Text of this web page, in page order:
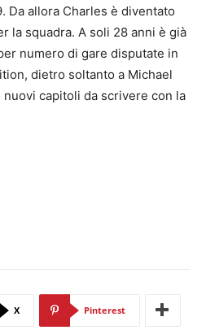
Da allora Charles è diventato
la squadra. A soli 28 anni è già
numero di gare disputate in
dietro soltanto a Michael
nuovi capitoli da scrivere con la
X Pinterest